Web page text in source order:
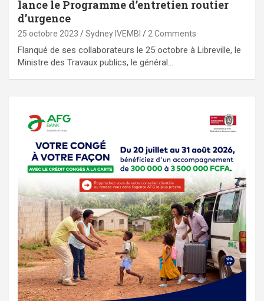
lance le Programme d’entretien routier
d’urgence
25 octobre 2023 Sydney IVEMBI 2 Comments
Flanqué de ses collaborateurs le 25 octobre à Libreville, le
Ministre des Travaux publics, le général…